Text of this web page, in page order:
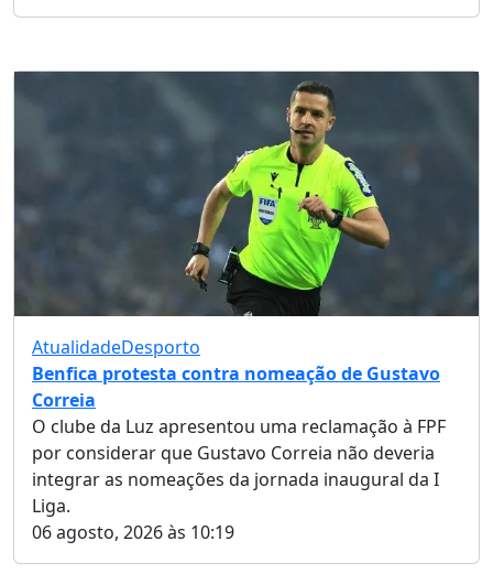
AtualidadeDesporto
Benfica protesta contra nomeação de Gustavo
Correia
O clube da Luz apresentou uma reclamação à FPF
por considerar que Gustavo Correia não deveria
integrar as nomeações da jornada inaugural da I
Liga.
06 agosto, 2026 às 10:19